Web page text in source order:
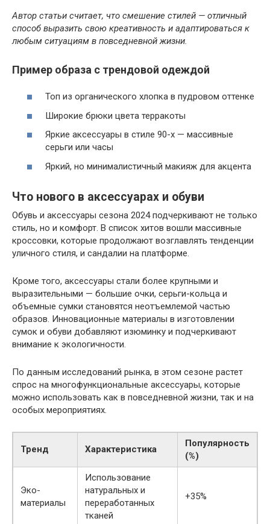
Автор статьи считает, что смешение стилей — отличный
способ выразить свою креативность и адаптироваться к
любым ситуациям в повседневной жизни.
Пример образа с трендовой одеждой
Топ из органического хлопка в пудровом оттенке
Широкие брюки цвета терракоты
Яркие аксессуары в стиле 90-х — массивные
серьги или часы
Яркий, но минималистичный макияж для акцента
Что нового в аксессуарах и обуви
Обувь и аксессуары сезона 2024 подчеркивают не только
стиль, но и комфорт. В список хитов вошли массивные
кроссовки, которые продолжают возглавлять тенденции
уличного стиля, и сандалии на платформе.
Кроме того, аксессуары стали более крупными и
выразительными — большие очки, серьги-кольца и
объемные сумки становятся неотъемлемой частью
образов. Инновационные материалы в изготовлении
сумок и обуви добавляют изюминку и подчеркивают
внимание к экологичности.
По данным исследований рынка, в этом сезоне растет
спрос на многофункциональные аксессуары, которые
можно использовать как в повседневной жизни, так и на
особых мероприятиях.
Тренд Характеристика
Популярность
(%)
Эко-
материалы
Использование
натуральных и
переработанных
тканей
+35%